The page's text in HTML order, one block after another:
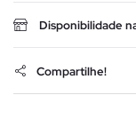
Disponibilidade
Compartilhe!